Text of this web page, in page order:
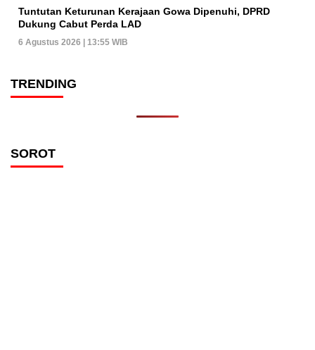
Tuntutan Keturunan Kerajaan Gowa Dipenuhi, DPRD
Dukung Cabut Perda LAD
6 Agustus 2026 | 13:55 WIB
TRENDING
SOROT